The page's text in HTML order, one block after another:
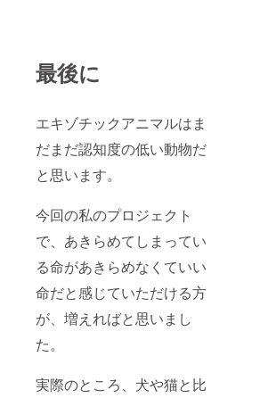
最後に
エキゾチックアニマルはま
だまだ認知度の低い動物だ
と思います。
今回の私のプロジェクト
で、あきらめてしまってい
る命があきらめなくていい
命だと感じていただける方
が、増えればと思いまし
た。
実際のところ、犬や猫と比